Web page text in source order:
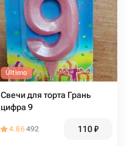
Último
Свечи для торта Грань
цифра 9
4.86492 110₽